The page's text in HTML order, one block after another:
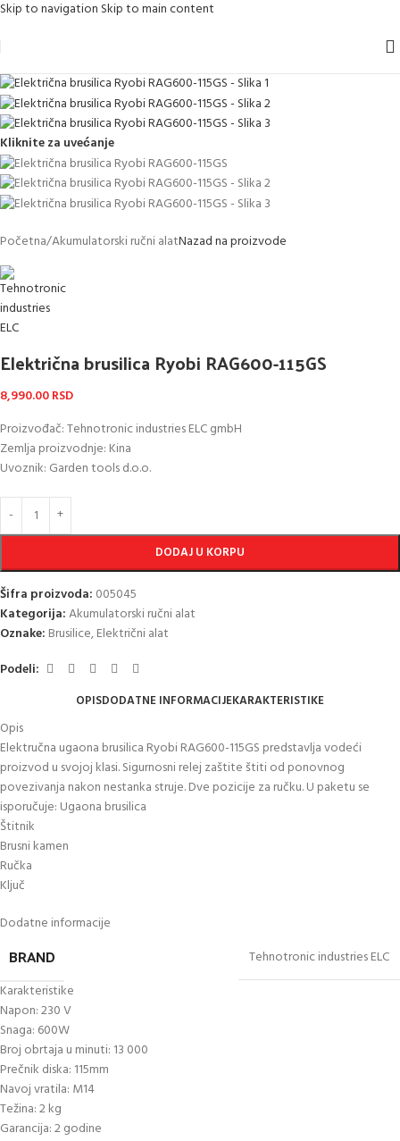
Skip to navigation Skip to main content
Kliknite za uvećanje
Početna/Akumulatorski ručni alatNazad na proizvode
Električna brusilica Ryobi RAG600-115GS
8,990.00RSD
Proizvođač: Tehnotronic industries ELC gmbH
Zemlja proizvodnje: Kina
Uvoznik: Garden tools d.o.o.
DODAJ U KORPU
Šifra proizvoda: 005045
Kategorija:Akumulatorski ručni alat
Oznake: Brusilice,Električni alat
Podeli:
OPISDODATNE INFORMACIJEKARAKTERISTIKE
Opis
Elektručna ugaona brusilica Ryobi RAG600-115GS predstavlja vodeći
proizvod u svojoj klasi. Sigurnosni relej zaštite štiti od ponovnog
povezivanja nakon nestanka struje. Dve pozicije za ručku. U paketu se
isporučuje: Ugaona brusilica
Štitnik
Brusni kamen
Ručka
Ključ
Dodatne informacije
BRAND
Tehnotronic industries ELC
Karakteristike
Napon: 230 V
Snaga: 600W
Broj obrtaja u minuti: 13 000
Prečnik diska: 115mm
Navoj vratila: M14
Težina: 2 kg
Garancija: 2 godine